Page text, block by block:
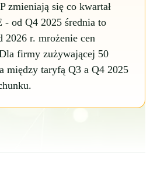
zmieniają się co kwartał
od Q4 2025 średnia to
2026 r. mrożenie cen
firmy zużywającej 50
między taryfą Q3 a Q4 2025